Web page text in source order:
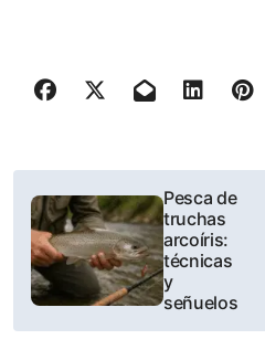
P
o
t
Pesca de
truchas
arcoíris:
técnicas
y
señuelos